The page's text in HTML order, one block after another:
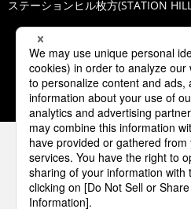
ステーションヒル枚方(STATION
1 2 3
パナソニックの電気設